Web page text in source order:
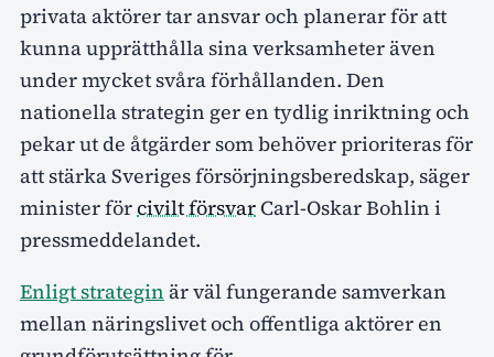
privata aktörer tar ansvar och planerar för att
kunna upprätthålla sina verksamheter även
under mycket svåra förhållanden. Den
nationella strategin ger en tydlig inriktning och
pekar ut de åtgärder som behöver prioriteras för
att stärka Sveriges försörjningsberedskap, säger
minister förcivilt försvar Carl-Oskar Bohlin i
pressmeddelandet.
Enligt strategin är väl fungerande samverkan
mellan näringslivet och offentliga aktörer en